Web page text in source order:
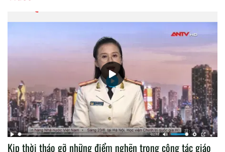
Kịp thời tháo gỡ những điểm nghẽn trong công tác giáo